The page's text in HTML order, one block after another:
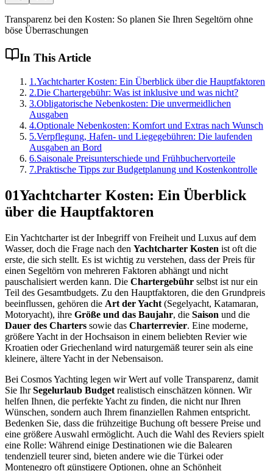
Transparenz bei den Kosten: So planen Sie Ihren Segeltörn ohne
böse Überraschungen
In This Article
1 .Yachtcharter Kosten: Ein Überblick über die Hauptfaktoren
2.Die Chartergebühr: Was ist inklusive und was nicht?
3.Obligatorische Nebenkosten: Die unvermeidlichen
Ausgaben
4.Optionale Nebenkosten: Komfort und Extras nach Wunsch
5.Verpflegung, Hafen- und Liegegebühren: Die laufenden
Ausgaben an Bord
6.Saisonale Preisunterschiede und Frühbuchervorteile
7.Praktische Tipps zur Budgetplanung und Kostenkontrolle
01Yachtcharter Kosten: Ein Überblick
über die Hauptfaktoren
Ein Yachtcharter ist der Inbegriff von Freiheit und Luxus auf dem
Wasser, doch die Frage nach den Yachtcharter Kosten ist oft die
erste, die sich stellt. Es ist wichtig zu verstehen, dass der Preis für
einen Segeltörn von mehreren Faktoren abhängt und nicht
pauschalisiert werden kann. Die Chartergebühr selbst ist nur ein
Teil des Gesamtbudgets. Zu den Hauptfaktoren, die den Grundpreis
beeinflussen, gehören die Art der Yacht (Segelyacht, Katamaran,
Motoryacht), ihre Größe und das Baujahr, die Saison und die
Dauer des Charters sowie das Charterrevier. Eine moderne,
größere Yacht in der Hochsaison in einem beliebten Revier wie
Kroatien oder Griechenland wird naturgemäß teurer sein als eine
kleinere, ältere Yacht in der Nebensaison.
Bei Cosmos Yachting legen wir Wert auf volle Transparenz, damit
Sie IhrSegelurlaub Budget realistisch einschätzen können. Wir
helfen Ihnen, die perfekte Yacht zu finden, die nicht nur Ihren
Wünschen, sondern auch Ihrem finanziellen Rahmen entspricht.
Bedenken Sie, dass die frühzeitige Buchung oft bessere Preise und
eine größere Auswahl ermöglicht. Auch die Wahl des Reviers spielt
eine Rolle: Während einige Destinationen wie die Balearen
tendenziell teurer sind, bieten andere wie die Türkei oder
Montenegro oft günstigere Optionen, ohne an Schönheit